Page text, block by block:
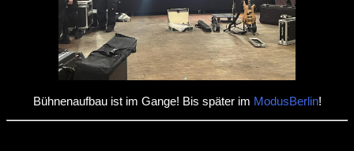
Bühnenaufbau ist im Gange! Bis später im ModusBerlin!